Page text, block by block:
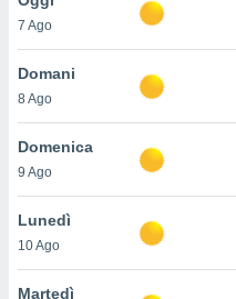
è
al sito
di
ci
di
il
7 Ago
Domani
8 Ago
Domenica
9 Ago
Lunedì
10 Ago
Martedì